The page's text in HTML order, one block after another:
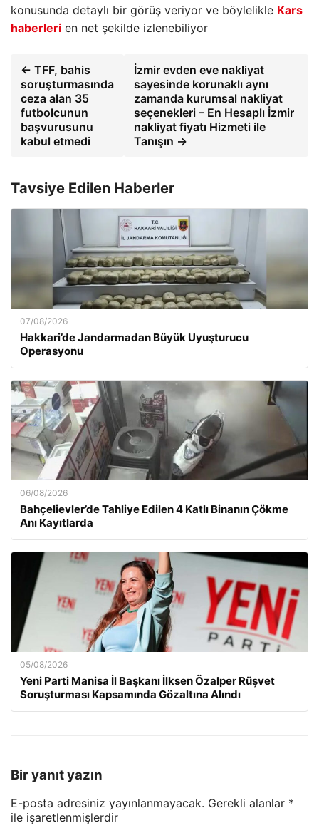
konusunda detaylı bir görüş veriyor ve böylelikle Kars
haberleri en net şekilde izlenebiliyor
← TFF, bahis
soruşturmasında
ceza alan 35
futbolcunun
başvurusunu
kabul etmedi
İzmir evden eve nakliyat
sayesinde korunaklı aynı
zamanda kurumsal nakliyat
seçenekleri – En Hesaplı İzmir
nakliyat fiyatı Hizmeti ile
Tanışın →
Tavsiye Edilen Haberler
07/08/2026
Hakkari’de Jandarmadan Büyük Uyuşturucu
Operasyonu
06/08/2026
Bahçelievler’de Tahliye Edilen 4 Katlı Binanın Çökme
Anı Kayıtlarda
05/08/2026
Yeni Parti Manisa İl Başkanı İlksen Özalper Rüşvet
Soruşturması Kapsamında Gözaltına Alındı
Bir yanıt yazın
E-posta adresiniz yayınlanmayacak. Gerekli alanlar *
ile işaretlenmişlerdir